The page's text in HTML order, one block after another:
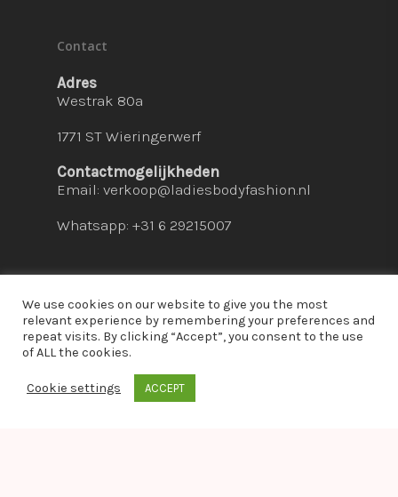
Contact
Adres
Westrak 80a
1771 ST Wieringerwerf
Contactmogelijkheden
Email: verkoop@ladiesbodyfashion.nl
Whatsapp: +31 6 29215007
© 2026 Ladies Bodyfashion. hosted by:
We use cookies on our website to give you the most
relevant experience by remembering your preferences and
repeat visits. By clicking “Accept”, you consent to the use
of ALL the cookies.
Cookie settings ACCEPT